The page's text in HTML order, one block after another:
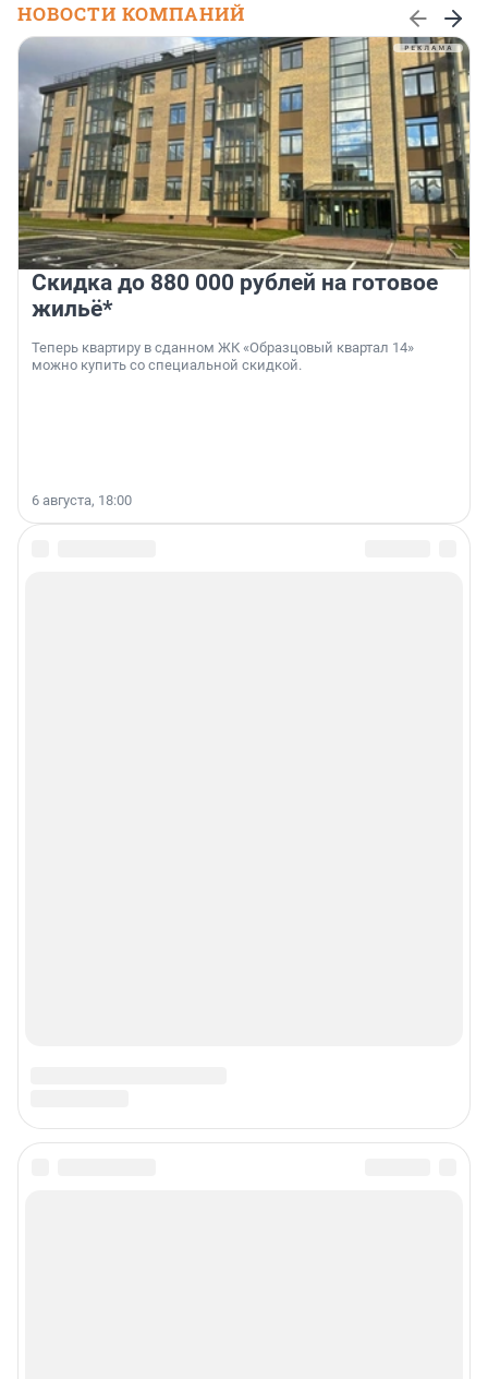
НОВОСТИ КОМПАНИЙ
Скидка до 880 000 рублей на готовое
жильё*
Теперь квартиру в сданном ЖК «Образцовый квартал 14»
можно купить со специальной скидкой.
6 августа, 18:00